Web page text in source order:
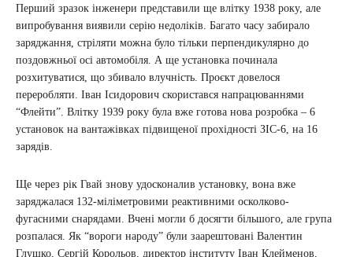
Перший зразок інженери представили ще влітку 1938 року, але
випробування виявили серію недоліків. Багато часу забирало
заряджання, стріляти можна було тільки перпендикулярно до
поздовжньої осі автомобіля. А ще установка починала
розхитуватися, що збивало влучність. Проєкт довелося
переробляти. Іван Ісидорович скористався напрацюваннями
“Флейти”. Влітку 1939 року була вже готова нова розробка – 6
установок на вантажівках підвищеної прохідності ЗІС-6, на 16
зарядів.
Ще через рік Гвай знову удосконалив установку, вона вже
заряджалася 132-міліметровими реактивними осколково-
фугасними снарядами. Вчені могли б досягти більшого, але група
розпалася. Як “вороги народу” були заарештовані Валентин
Глушко, Сергій Корольов, директор інституту Іван Клейменов,